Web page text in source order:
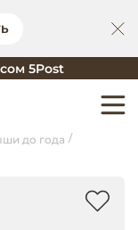
5Post
до года